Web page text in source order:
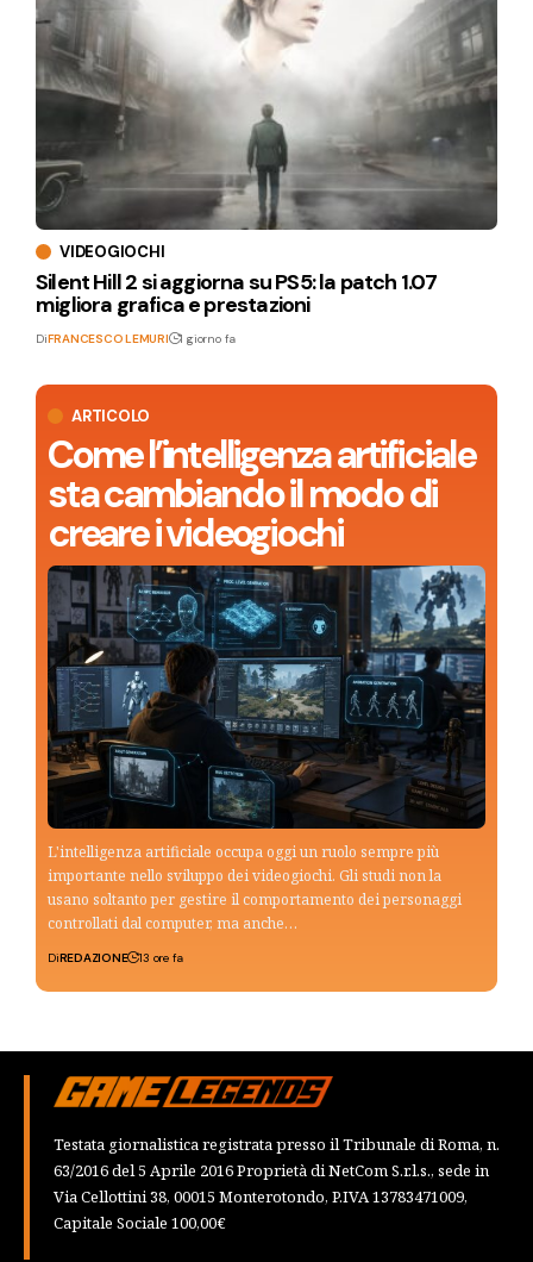
ARTICOLO
Come l’intelligenza artificiale
sta cambiando il modo di
creare i videogiochi
L'intelligenza artificiale occupa oggi un ruolo sempre più
importante nello sviluppo dei videogiochi. Gli studi non la
usano soltanto per gestire il comportamento dei personaggi
controllati dal computer, ma anche…
DiREDAZIONE 13 ore fa
VIDEOGIOCHI
Silent Hill 2 si aggiorna su PS5: la patch 1.07
migliora grafica e prestazioni
DiFRANCESCO LEMURI 1 giorno fa
Testata giornalistica registrata presso il Tribunale di Roma, n.
63/2016 del 5 Aprile 2016 Proprietà di NetCom S.r.l.s., sede in
Via Cellottini 38, 00015 Monterotondo, P.IVA 13783471009,
Capitale Sociale 100,00€